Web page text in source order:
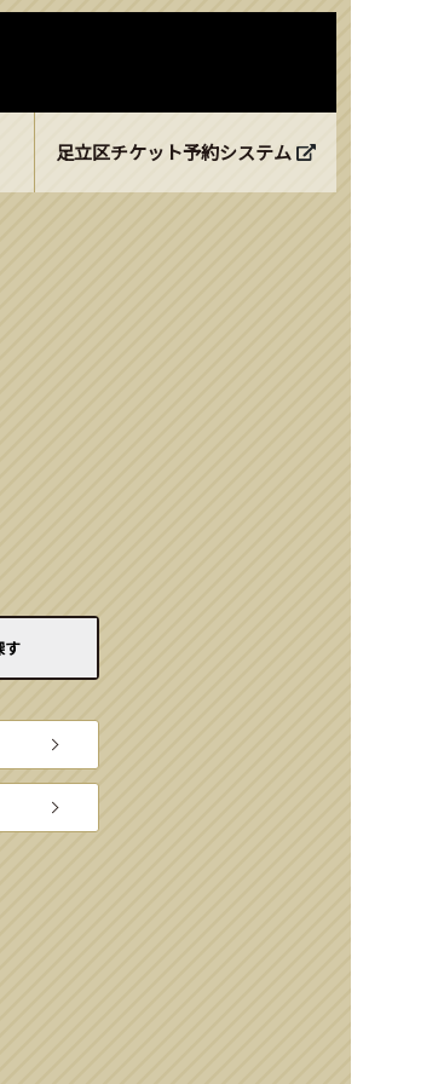
足立区チケット予約システム
す